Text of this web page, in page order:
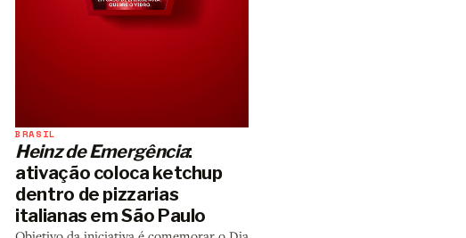
BRASIL
Heinz de Emergência:
ativação coloca ketchup
dentro de pizzarias
italianas em São Paulo